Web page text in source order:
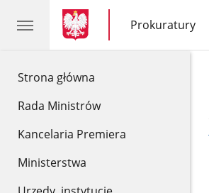
Strona główna
Rada Ministrów
Kancelaria Premiera
Ministerstwa
gov.pl
gov.pl
Prokuratury
gov.pl
Prokuratury